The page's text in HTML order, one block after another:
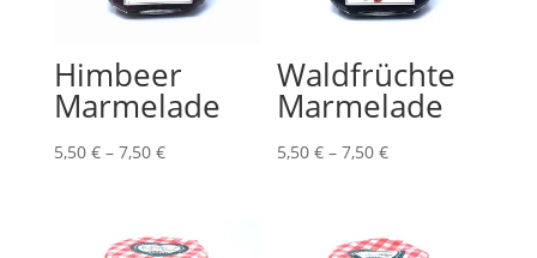
Himbeer
Marmelade
5,50 € – 7,50 €Preisspanne:
7,50 €
Waldfrüchte
Marmelade
5,50€ –7,50€Preisspanne:
7,50 €